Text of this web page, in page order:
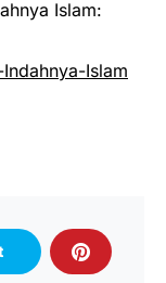
Islam:
Islam